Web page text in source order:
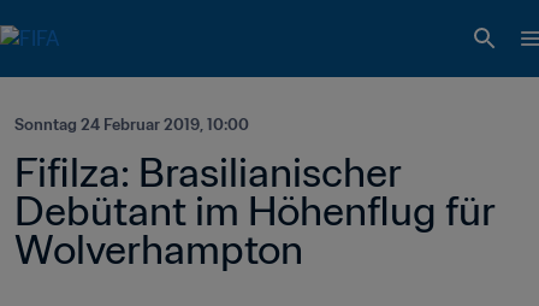
Sonntag 24 Februar 2019, 10:00
Fifilza: Brasilianischer
Debütant im Höhenflug für
Wolverhampton